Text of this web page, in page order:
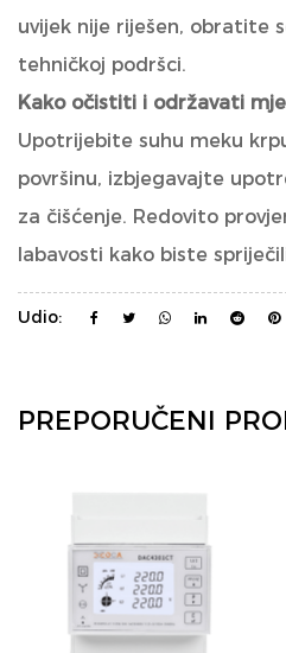
uvijek nije riješen, obratite
tehničkoj podršci.
Kako očistiti i održavati
Upotrijebite suhu meku
površinu, izbjegavajte
za čišćenje. Redovito
labavosti kako biste
Udio:
PREPORUČENI